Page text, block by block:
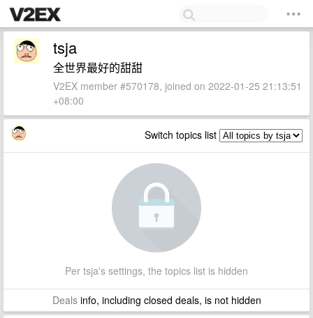
tsja
全世界最好的甜甜
V2EX member #570178, joined on 2022-01-25 21:13:51
+08:00
Switch topics list
Per tsja's settings, the topics list is hidden
Dealsinfo, including closed deals, is not hidden